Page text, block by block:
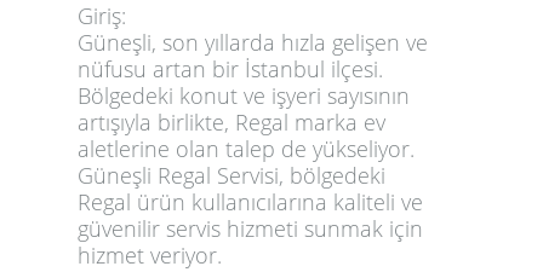
Giriş:
Güneşli, son yıllarda hızla gelişen ve
nüfusu artan bir İstanbul ilçesi.
Bölgedeki konut ve işyeri sayısının
artışıyla birlikte, Regal marka ev
aletlerine olan talep de yükseliyor.
Güneşli Regal Servisi, bölgedeki
Regal ürün kullanıcılarına kaliteli ve
güvenilir servis hizmeti sunmak için
hizmet veriyor.